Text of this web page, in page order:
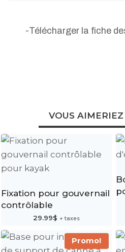
-Télécharger la fiche
VOUS
Fixation pour gouvernail
contrôlable
29.99$ + taxes
Promo!